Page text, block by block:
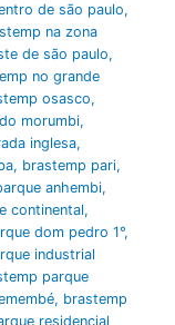
de são paulo,
na zona
de são paulo,
no grande
osasco,
morumbi,
inglesa,
, brastemp pari,
anhembi,
continental,
dom pedro 1°,
industrial
parque
, brastemp
residencial